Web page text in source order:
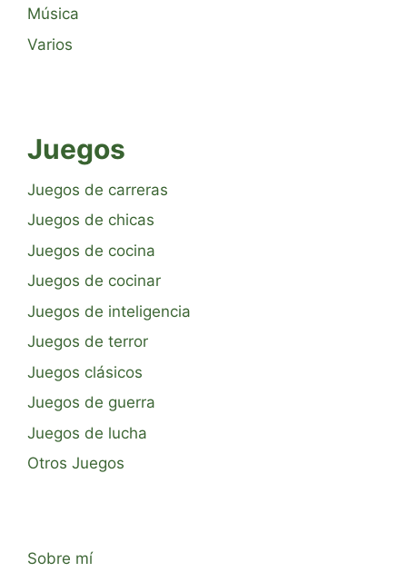
Música
Varios
Juegos
Juegos de carreras
Juegos de chicas
Juegos de cocina
Juegos de cocinar
Juegos de inteligencia
Juegos de terror
Juegos clásicos
Juegos de guerra
Juegos de lucha
Otros Juegos
Sobre mí